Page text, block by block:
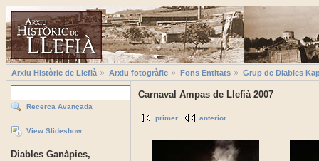
Arxiu Històric de Llefià Arxiu fotogràfic Fons Entitats Grup de Diables
Recerca Avançada
View Slideshow
Diables Ganàpies,
Carnaval Ampas de Llefià 2007
primer anterior